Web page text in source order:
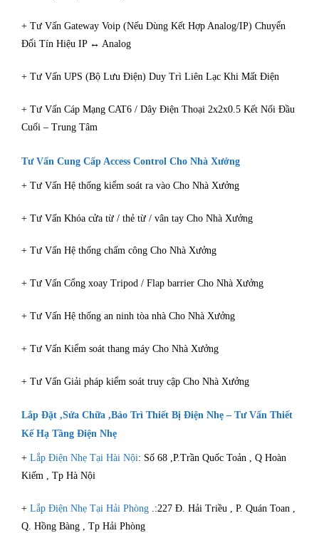
+ Tư Vấn Gateway Voip (Nếu Dùng Kết Hợp Analog/IP) Chuyển
Đổi Tín Hiệu IP ↔ Analog
+ Tư Vấn UPS (Bộ Lưu Điện) Duy Trì Liên Lạc Khi Mất Điện
+ Tư Vấn Cáp Mạng CAT6 / Dây Điện Thoại 2x2x0.5 Kết Nối Đầu
Cuối – Trung Tâm
Tư Vấn Cung Cấp Access Control Cho Nhà Xưởng
+ Tư Vấn Hệ thống kiểm soát ra vào Cho Nhà Xưởng
+ Tư Vấn Khóa cửa từ / thẻ từ / vân tay Cho Nhà Xưởng
+ Tư Vấn Hệ thống chấm công Cho Nhà Xưởng
+ Tư Vấn Cổng xoay Tripod / Flap barrier Cho Nhà Xưởng
+ Tư Vấn Hệ thống an ninh tòa nhà Cho Nhà Xưởng
+ Tư Vấn Kiểm soát thang máy Cho Nhà Xưởng
+ Tư Vấn Giải pháp kiểm soát truy cập Cho Nhà Xưởng
Lắp Đặt ,Sửa Chữa ,Bảo Trì Thiết Bị Điện Nhẹ – Tư Vấn Thiết
Kế Hạ Tầng Điện Nhẹ
+ Lắp Điện Nhẹ Tại Hài Nội: Số 68 ,P.Trần Quốc Toản , Q Hoàn
Kiếm , Tp Hà Nội
+ Lắp Điện Nhẹ Tại Hải Phòng .:227 Đ. Hải Triều , P. Quán Toan ,
Q. Hồng Bàng , Tp Hải Phòng